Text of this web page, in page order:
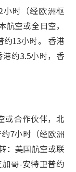
时（经欧洲枢
空或全日空，
约13小时。 香港
港约3.5小时，香
或合作伙伴，北
7小时（经欧洲
：美国航空或联
哥-安特卫普约